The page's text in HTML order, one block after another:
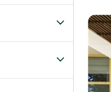
Alternar el
Alternar el